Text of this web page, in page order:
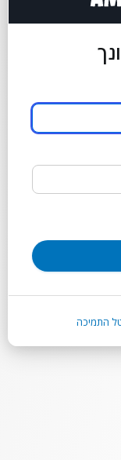
התמיכה